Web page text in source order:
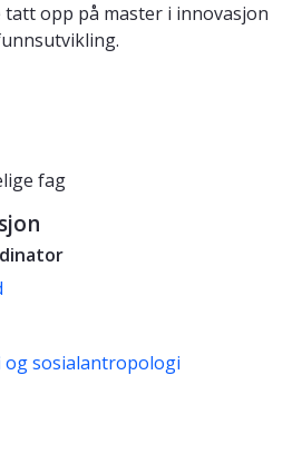
opp på master i innovasjon
fag
sosialantropologi